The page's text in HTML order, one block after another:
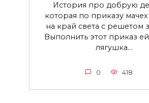
История про добрую
которая по приказу
на край света с решетом
Выполнить этот приказ
лягушка...
0 418